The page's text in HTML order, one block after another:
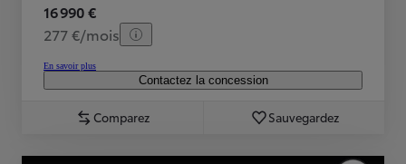
16 990 €
277 €/mois
En savoir plus
Contactez la concession
Comparez Sauvegardez